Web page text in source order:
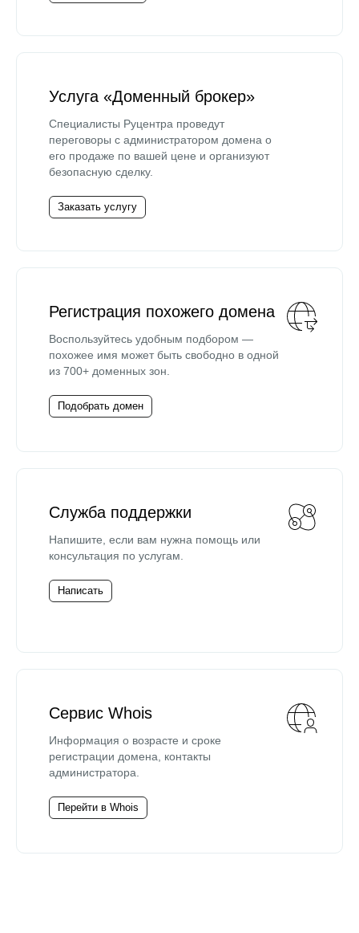
Услуга «Доменный брокер»
Специалисты Руцентра проведут
переговоры с администратором домена о
его продаже по вашей цене и организуют
безопасную сделку.
Заказать услугу
Регистрация похожего домена
Воспользуйтесь удобным подбором —
похожее имя может быть свободно в одной
из 700+ доменных зон.
Подобрать домен
Служба поддержки
Напишите, если вам нужна помощь или
консультация по услугам.
Написать
Сервис Whois
Информация о возрасте и сроке
регистрации домена, контакты
администратора.
Перейти в Whois